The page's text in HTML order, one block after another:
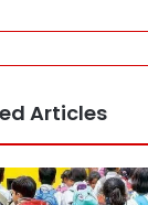
Articles